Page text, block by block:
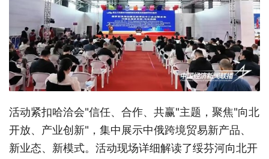
活动紧扣哈洽会"信任、合作、共赢"主题，聚焦"向北
开放、产业创新"，集中展示中俄跨境贸易新产品、
新业态、新模式。活动现场详细解读了绥芬河向北开